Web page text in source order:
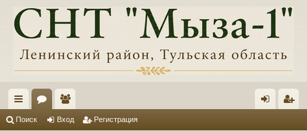
с ол
Поиск Вход Регистрация